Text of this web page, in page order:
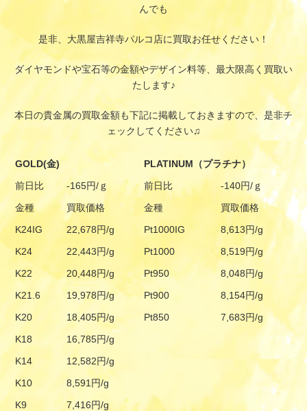
んでも
是非、大黒屋吉祥寺パルコ店に買取お任せください！
ダイヤモンドや宝石等の金額やデザイン料等、最大限高く買取い
たします♪
本日の貴金属の買取金額も下記に掲載しておきますので、是非チ
ェックしてください♫
GOLD(金)
PLATINUM（プラチナ）
前日比
-165円/ｇ 前日比
-140円/ｇ
金種
買取価格 金種
買取価格
K24IG
22,678円/g Pt1000IG
8,613円/g
K24
22,443円/g Pt1000
8,519円/g
K22
20,448円/g Pt950
8,048円/g
K21.6
19,978円/g Pt900
8,154円/g
K20
18,405円/g Pt850
7,683円/g
K18
16,785円/g
K14
12,582円/g
K10
8,591円/g
K9
7,416円/g